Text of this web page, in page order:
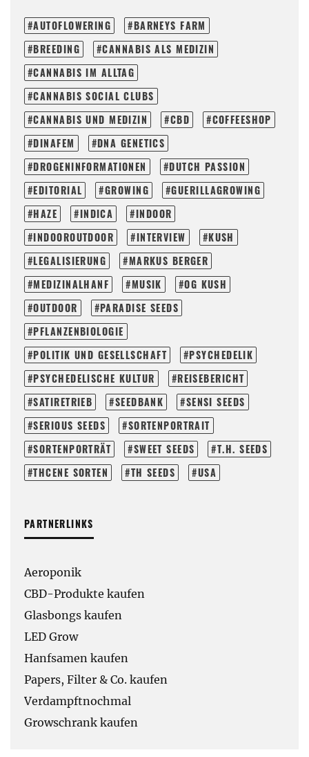
AUTOFLOWERING
BARNEYS FARM
BREEDING
CANNABIS ALS MEDIZIN
CANNABIS IM ALLTAG
CANNABIS SOCIAL CLUBS
CANNABIS UND MEDIZIN
CBD
COFFEESHOP
DINAFEM
DNA GENETICS
DROGENINFORMATIONEN
DUTCH PASSION
EDITORIAL
GROWING
GUERILLAGROWING
HAZE
INDICA
INDOOR
INDOOROUTDOOR
INTERVIEW
KUSH
LEGALISIERUNG
MARKUS BERGER
MEDIZINALHANF
MUSIK
OG KUSH
OUTDOOR
PARADISE SEEDS
PFLANZENBIOLOGIE
POLITIK UND GESELLSCHAFT
PSYCHEDELIK
PSYCHEDELISCHE KULTUR
REISEBERICHT
SATIRETRIEB
SEEDBANK
SENSI SEEDS
SERIOUS SEEDS
SORTENPORTRAIT
SORTENPORTRÄT
SWEET SEEDS
T.H. SEEDS
THCENE SORTEN
TH SEEDS USA
PARTNERLINKS
Aeroponik
CBD-Produkte kaufen
Glasbongs kaufen
LED Grow
Hanfsamen kaufen
Papers, Filter & Co. kaufen
Verdampftnochmal
Growschrank kaufen